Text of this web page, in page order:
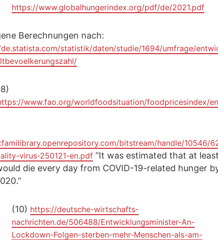
https://www.globalhungerindex.org/pdf/de/2021.pdf
Berechnungen nach:
statistik/daten/studie/1694/umfrage/
www.fao.org/worldfoodsituation/foodpricesindex/
bitstream/handle/10546/
virus-250121-en.pdf “It was estimated that at
die every day from COVID-19-related hunger
(10) https://deutsche-wirtschafts-
nachrichten.de/506488/Entwicklungsminister-An-
Lockdown-Folgen-sterben-mehr-Menschen-als-am-